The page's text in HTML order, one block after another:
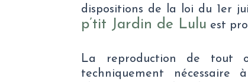
dispositions de la loi du 1er
p’tit Jardin de Lulu est
La reproduction de tout
techniquement